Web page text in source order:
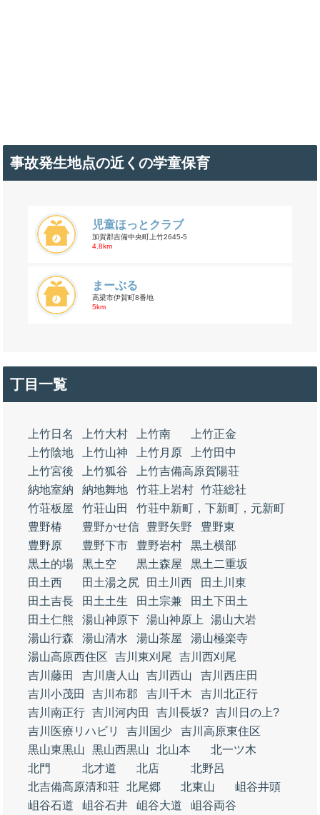
事故発生地点の近くの学童保育
児童ほっとクラブ
加賀郡吉備中央町上竹2645-5
4.8km
まーぶる
高梁市伊賀町8番地
5km
丁目一覧
上竹日名 上竹大村 上竹南
上竹正金
上竹陰地
上竹山神 上竹月原
上竹田中
上竹宮後
上竹狐谷
上竹吉備高原賀陽荘
納地室納
納地舞地 竹荘上岩村 竹荘総社
竹荘板屋
竹荘山田
竹荘中新町，下新町，元新町
豊野椿
豊野かせ信 豊野矢野
豊野東
豊野原
豊野下市 豊野岩村
黒土横部
黒土的場
黒土空 黒土森屋
黒土二重坂
田土西
田土湯之尻 田土川西
田土川東
田土吉長
田土土生 田土宗兼
田土下田土
田土仁熊
湯山神原下 湯山神原上
湯山大岩
湯山行森
湯山清水 湯山茶屋
湯山極楽寺
湯山高原西住区
吉川東刈尾
吉川西刈尾
吉川藤田
吉川唐人山 吉川西山
吉川西庄田
吉川小茂田
吉川布郡 吉川千木
吉川北正行
吉川南正行 吉川河内田 吉川長坂? 吉川日の上?
吉川医療リハビリ
吉川国少
吉川高原東住区
黒山東黒山
黒山西黒山 北山本
北一ツ木
北門
北才道 北店
北野呂
北吉備高原清和荘 北尾郷 北東山
岨谷井頭
岨谷石道
岨谷石井 岨谷大道
岨谷両谷